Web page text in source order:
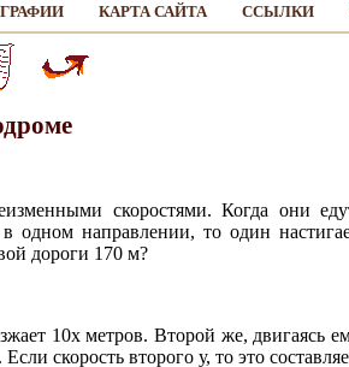
КАРТА САЙТА ССЫЛКИ
скоростями. Когда они
одном направлении, то один
дороги 170 м?
10x метров. Второй же, двигаясь
скорость второго у, то это